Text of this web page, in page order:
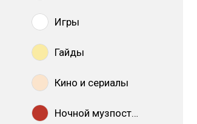
Игры
Гайды
Кино и сериалы
Ночной музпостинг